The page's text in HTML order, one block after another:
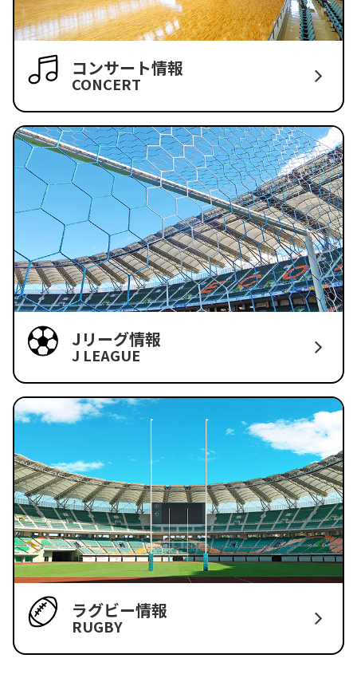
コンサート情報
CONCERT
Jリーグ情報
J LEAGUE
ラグビー情報
RUGBY